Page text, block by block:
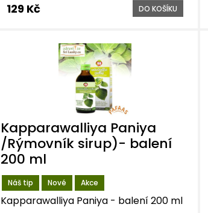
129 Kč DO KOŠÍKU
Náš tip Nové Akce
Kapparawalliya Paniya
/Rýmovník sirup)- balení
200 ml
Kapparawalliya Paniya - balení 200 ml